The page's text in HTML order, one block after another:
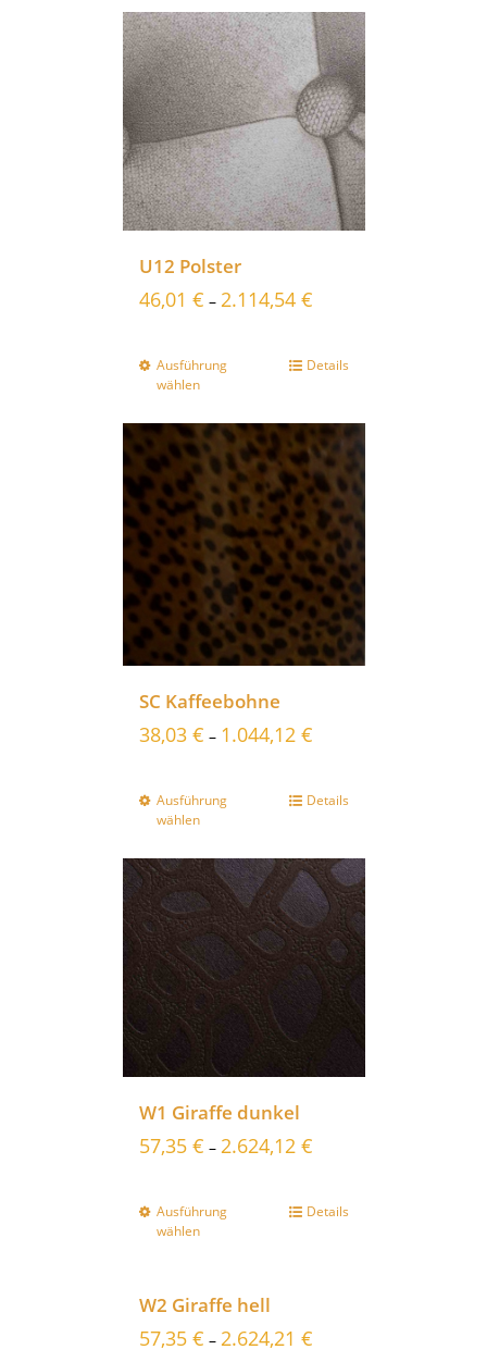
U12 Polster
46,01 € – 2.114,54 €
Ausführung
wählen
Details
SC Kaffeebohne
38,03 € – 1.044,12 €
Ausführung
wählen
Details
W1 Giraffe dunkel
57,35 € – 2.624,12 €
Ausführung
wählen
Details
W2 Giraffe hell
57,35 € – 2.624,21 €